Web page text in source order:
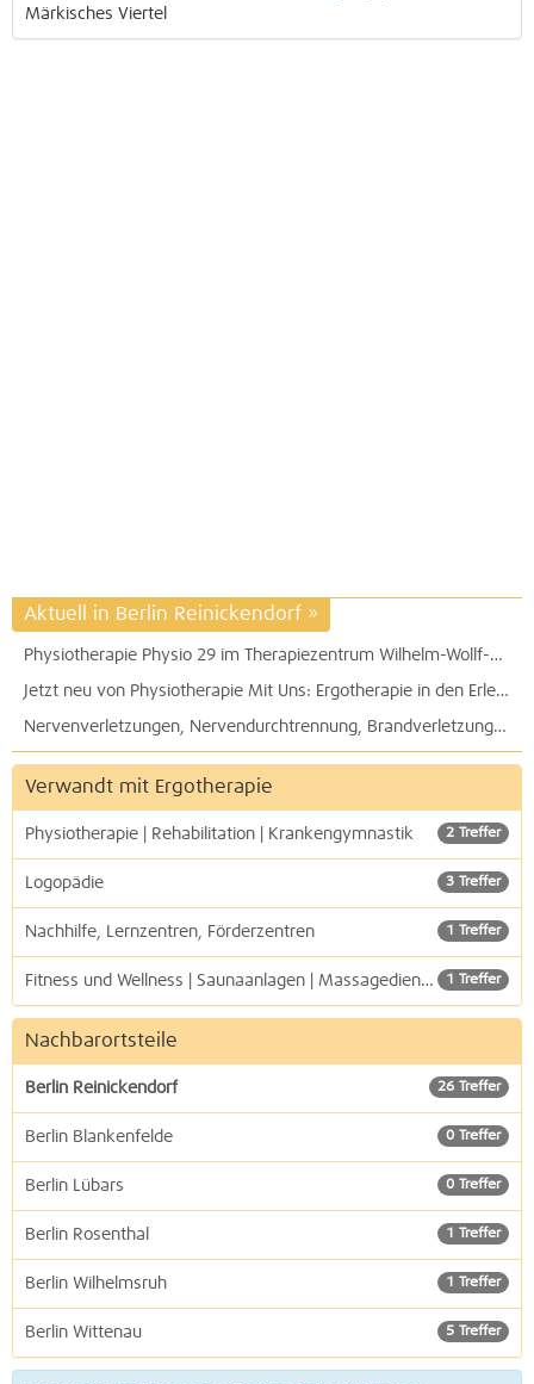
Märkisches Viertel
Aktuell in Berlin Reinickendorf »
Jetzt neu von Physiotherapie Mit Uns: Ergotherapie in den Erlenhöfen - für Babys, Kinder und Erwachsene.
Nervenverletzungen, Nervendurchtrennung, Brandverletzungen: Praxis für Ergotherapie Frank Stoiber
Ergotrop - Praxis für Ergotherapie im Senftenberger Ring / Märkisches Viertel kommt auch zu Ihnen nach Hause
Verwandt mit Ergotherapie
2 Treffer
Physiotherapie | Rehabilitation | Krankengymnastik
3 Treffer
Logopädie
1 Treffer
Nachhilfe, Lernzentren, Förderzentren
1 Treffer
Fitness und Wellness | Saunaanlagen | Massagedienste
Nachbarortsteile
26 Treffer
Berlin Reinickendorf
0 Treffer
Berlin Blankenfelde
0 Treffer
Berlin Lübars
1 Treffer
Berlin Rosenthal
1 Treffer
Berlin Wilhelmsruh
5 Treffer
Berlin Wittenau